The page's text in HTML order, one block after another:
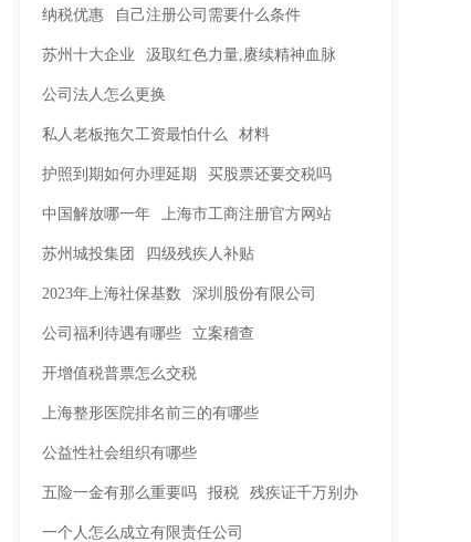
纳税优惠 自己注册公司需要什么条件
苏州十大企业 汲取红色力量,赓续精神血脉
公司法人怎么更换
私人老板拖欠工资最怕什么 材料
护照到期如何办理延期 买股票还要交税吗
中国解放哪一年 上海市工商注册官方网站
苏州城投集团 四级残疾人补贴
2023年上海社保基数 深圳股份有限公司
公司福利待遇有哪些 立案稽查
开增值税普票怎么交税
上海整形医院排名前三的有哪些
公益性社会组织有哪些
五险一金有那么重要吗 报税 残疾证千万别办
一个人怎么成立有限责任公司